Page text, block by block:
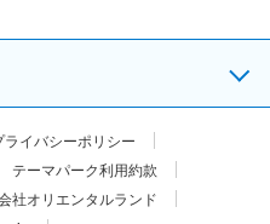
ライバシーポリシー
テーマパーク利用約款
社オリエンタルランド